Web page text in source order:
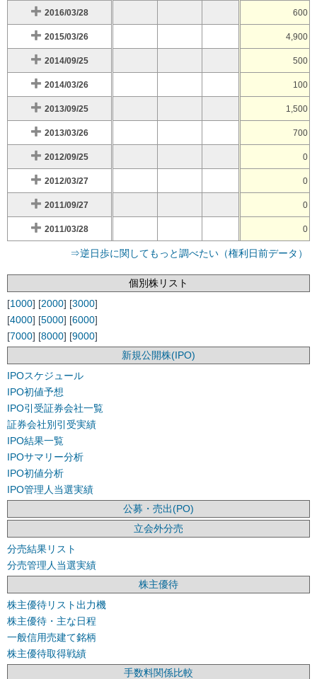
2016/03/28 600
2015/03/26 4,900
2014/09/25 500
2014/03/26 100
2013/09/25 1,500
2013/03/26 700
2012/09/25 0
2012/03/27 0
2011/09/27 0
2011/03/28 0
⇒逆日歩に関してもっと調べたい（権利日前データ）
個別株リスト
[1000] [2000] [3000]
[4000] [5000] [6000]
[7000] [8000] [9000]
新規公開株(IPO)
IPOスケジュール
IPO初値予想
IPO引受証券会社一覧
証券会社別引受実績
IPO結果一覧
IPOサマリー分析
IPO初値分析
IPO管理人当選実績
公募・売出(PO)
立会外分売
分売結果リスト
分売管理人当選実績
株主優待
株主優待リスト出力機
株主優待・主な日程
一般信用売建て銘柄
株主優待取得戦績
手数料関係比較